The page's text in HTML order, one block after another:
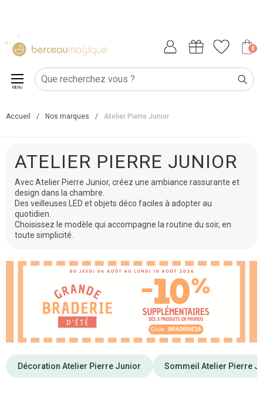
0
MENU
Accueil / Nos marques / Atelier Pierre Junior
ATELIER PIERRE JUNIOR
Avec Atelier Pierre Junior, créez une ambiance rassurante et
design dans la chambre.
Des veilleuses LED et objets déco faciles à adopter au
quotidien.
Choisissez le modèle qui accompagne la routine du soir, en
toute simplicité.
Décoration Atelier Pierre Junior Sommeil Atelier Pierre